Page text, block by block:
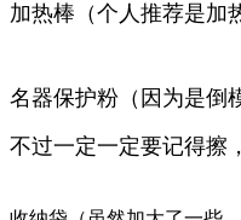
加热棒（个人推荐是加
名器保护粉（因为是倒
不过一定一定要记得擦